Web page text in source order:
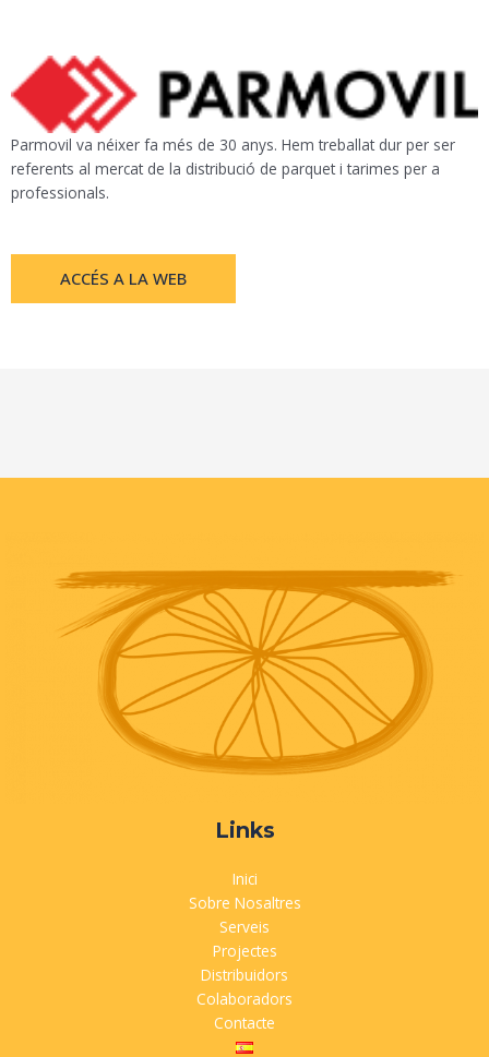
Parmovil va néixer fa més de 30 anys. Hem treballat dur per ser
referents al mercat de la distribució de parquet i tarimes per a
professionals.
ACCÉS A LA WEB
Links
Inici
Sobre Nosaltres
Serveis
Projectes
Distribuidors
Colaboradors
Contacte